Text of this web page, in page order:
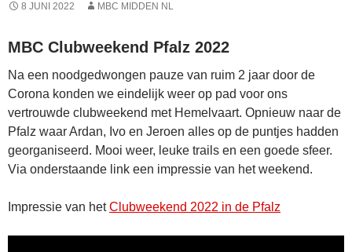
8 JUNI 2022 MBC MIDDEN NL
MBC Clubweekend Pfalz 2022
Na een noodgedwongen pauze van ruim 2 jaar door de
Corona konden we eindelijk weer op pad voor ons
vertrouwde clubweekend met Hemelvaart. Opnieuw naar de
Pfalz waar Ardan, Ivo en Jeroen alles op de puntjes hadden
georganiseerd. Mooi weer, leuke trails en een goede sfeer.
Via onderstaande link een impressie van het weekend.
Impressie van hetClubweekend 2022 in de Pfalz